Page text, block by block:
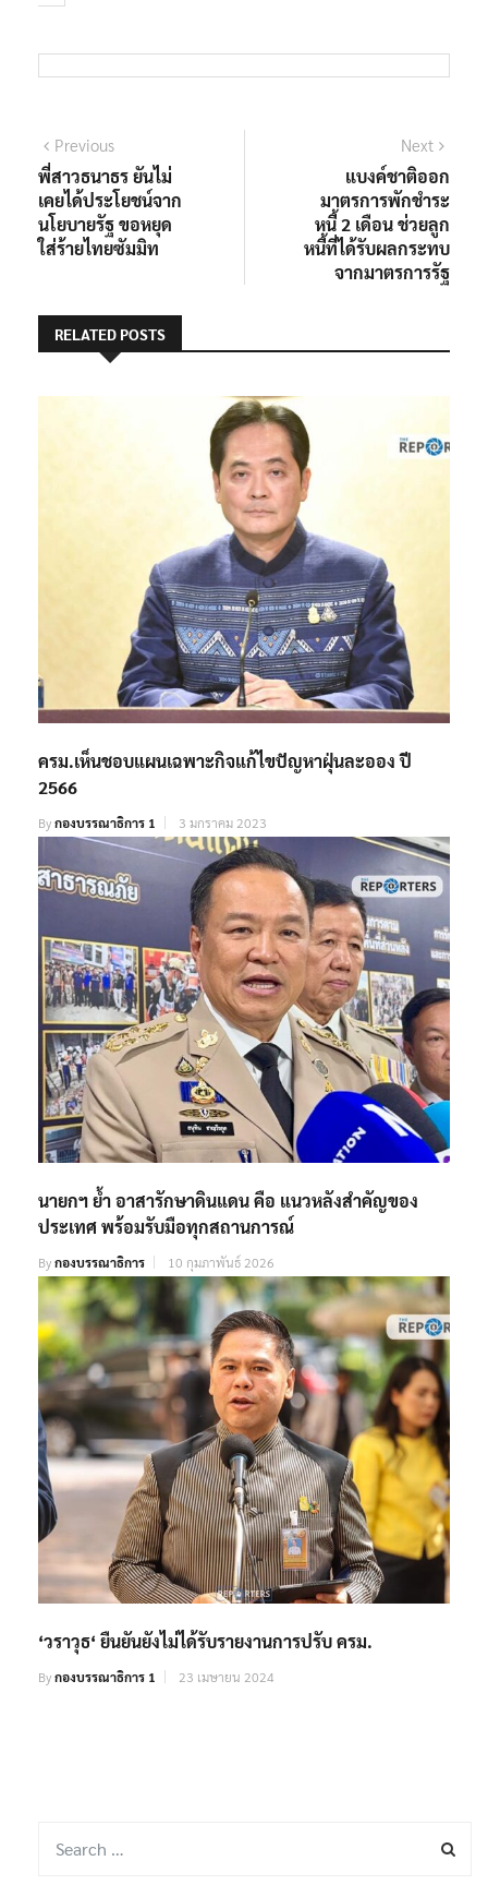
แนะแนว
เรื่อง
PreviousPrevious
post:
พี่สาวธนาธร ยันไม่
เคยได้ประโยชน์จาก
นโยบายรัฐ ขอหยุด
ใส่ร้ายไทยซัมมิท
Next
แบงค์ชาติออก
มาตรการพักชำระ
หนี้ 2 เดือน ช่วยลูก
หนี้ที่ได้รับผลกระทบ
จากมาตรการรัฐ
RELATED POSTS
ครม.เห็นชอบแผนเฉพาะกิจแก้ไขปัญหาฝุ่นละออง ปี
2566
Byกองบรรณาธิการ 1 3 มกราคม 2023
นายกฯ ย้ำ อาสารักษาดินแดน คือ แนวหลังสำคัญของ
ประเทศ พร้อมรับมือทุกสถานการณ์
Byกองบรรณาธิการ 10 กุมภาพันธ์ 2026
‘วราวุธ‘ ยืนยันยังไม่ได้รับรายงานการปรับ ครม.
Byกองบรรณาธิการ 1 23 เมษายน 2024